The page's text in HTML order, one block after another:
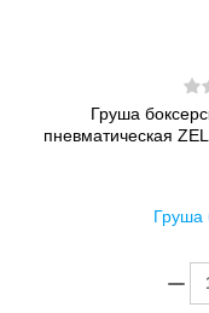
Груша
пневматическая